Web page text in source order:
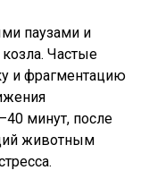
паузами и
Частые
и фрагментацию
минут, после
животным